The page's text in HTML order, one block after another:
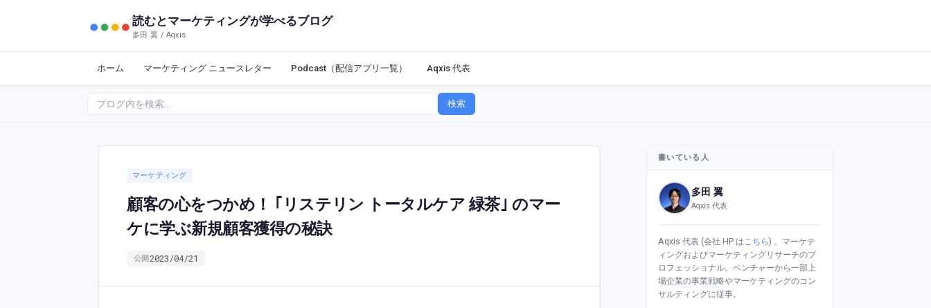
読むとマーケティングが学べるブログ
多田 翼 / Aqxis
ホーム マーケティング ニュースレター Podcast（配信アプリ一覧） Aqxis 代表
検索
マーケティング
顧客の心をつかめ！ ｢リステリン トータルケア 緑茶｣ のマー
ケに学ぶ新規顧客獲得の秘訣
公開2023/04/21
書いている人
多田 翼
Aqxis 代表
Aqxis 代表 (会社 HP はこちら) 。マーケテ
ィングおよびマーケティングリサーチのプ
ロフェッショナル。ベンチャーから一部上
場企業の事業戦略やマーケティングのコン
サルティングに従事。